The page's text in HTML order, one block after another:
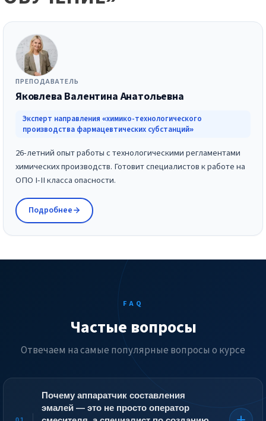
ПРЕПОДАВАТЕЛЬ
Яковлева Валентина Анатольевна
Эксперт направления «химико-технологического
производства фармацевтических субстанций»
26-летний опыт работы с технологическими регламентами
химических производств. Готовит специалистов к работе на
ОПО I-II класса опасности.
Подробнее
FAQ
Частые вопросы
Отвечаем на самые популярные вопросы о курсе
Почему аппаратчик составления
эмалей — это не просто оператор